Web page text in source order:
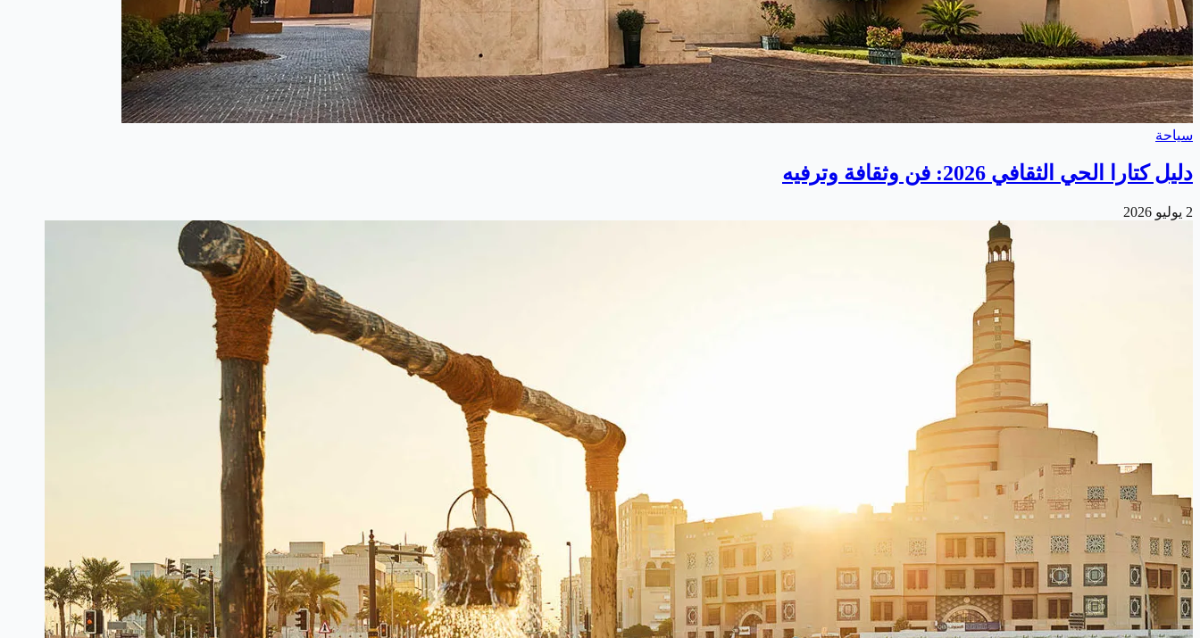
سياحة
دليل كتارا الحي الثقافي 2026: فن وثقافة وترفيه
2 يوليو 2026